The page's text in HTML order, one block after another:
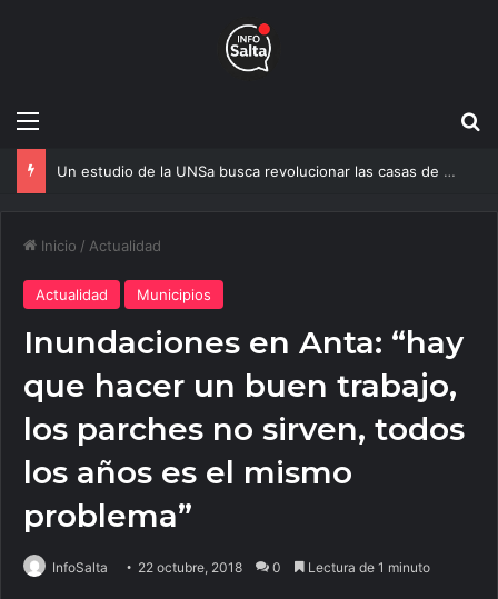
Menú
Rescate en el Cerro San Bernardo: Un automovilista cayó por un barranco y fue salvado de madrugada
Inicio / Actualidad
Actualidad Municipios
Inundaciones en Anta: “hay
que hacer un buen trabajo,
los parches no sirven, todos
los años es el mismo
problema”
InfoSalta 22 octubre, 2018 0 Lectura de 1 minuto